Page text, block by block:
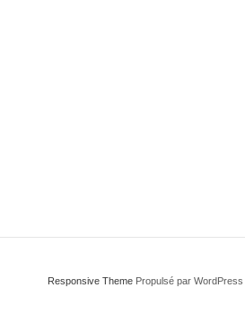
Responsive ThemePropulsé par WordPress